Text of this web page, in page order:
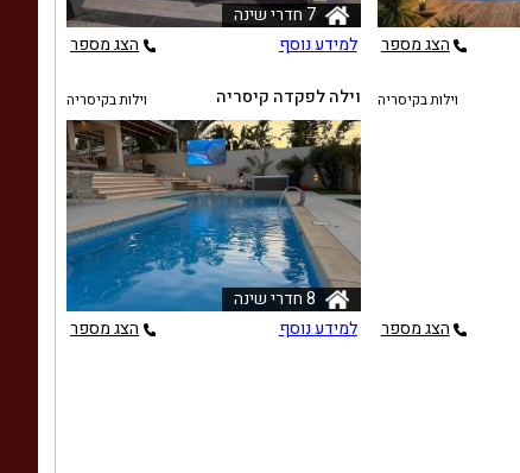
הצג מספר
7 חדרי שינה
למידע נוסף
הצג מספר
וילות בקיסריה
הצג מספר
וילה לפקדה קיסריה וילות בקיסריה
למידע נוסף
הצג מספר